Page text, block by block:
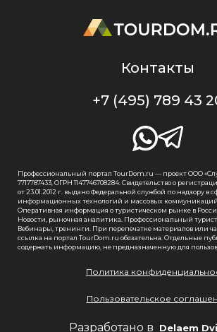
Контакты
+7 (495) 789 43
Профессиональный портал TourDom.ru — проект ООО
7717787433, ОГРН 1147746708284. Свидетельство о
от 23.01.2012 г. выдано Федеральной службой по надзору в
информационных технологий и массовых коммуникаций
Оперативная информация о туристическом рынке в
Новости, рыночная аналитика. Профессиональный
Вебинары, тренинги. При перепечатке материалов или
ссылка на портал TourDom.ru обязательна. Отдельные
содержать информацию, не предназначенную для
Политика
Пользовательское
Разработано в Delaem